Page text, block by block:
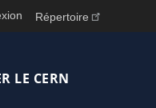
Répertoire
LE CERN